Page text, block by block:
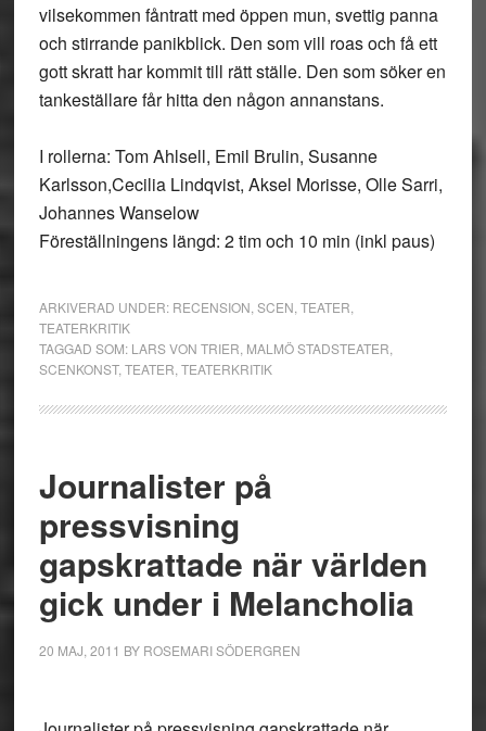
vilsekommen fåntratt med öppen mun, svettig panna
och stirrande panikblick. Den som vill roas och få ett
gott skratt har kommit till rätt ställe. Den som söker en
tankeställare får hitta den någon annanstans.
I rollerna: Tom Ahlsell, Emil Brulin, Susanne
Karlsson,Cecilia Lindqvist, Aksel Morisse, Olle Sarri,
Johannes Wanselow
Föreställningens längd: 2 tim och 10 min (inkl paus)
ARKIVERAD UNDER: RECENSION SCEN TEATER
TEATERKRITIK
TAGGAD SOM: LARS VON TRIER MALMÖ STADSTEATER
SCENKONST, TEATER TEATERKRITIK
Journalister på
pressvisning
gapskrattade när världen
gick under i Melancholia
20 MAJ, 2011 BY ROSEMARI SÖDERGREN